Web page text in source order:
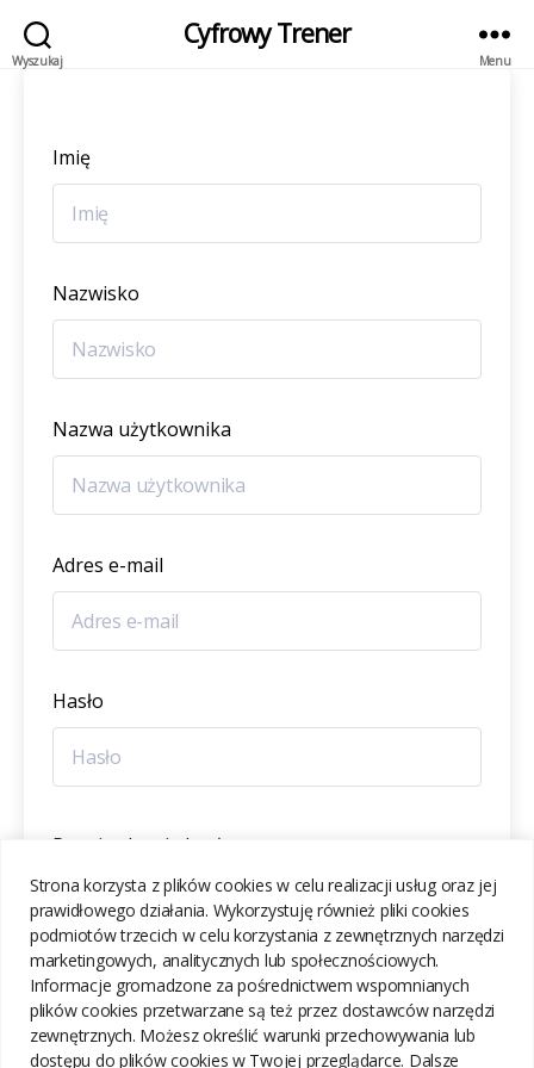
Strona korzysta z plików cookies w celu realizacji usług oraz jej
prawidłowego działania. Wykorzystuję również pliki cookies
podmiotów trzecich w celu korzystania z zewnętrznych narzędzi
marketingowych, analitycznych lub społecznościowych.
Informacje gromadzone za pośrednictwem wspomnianych
plików cookies przetwarzane są też przez dostawców narzędzi
zewnętrznych. Możesz określić warunki przechowywania lub
dostępu do plików cookies w Twojej przeglądarce. Dalsze
Wyszukaj
Cyfrowy Trener
Menu
Imię
Nazwisko
Nazwa użytkownika
Adres e-mail
Hasło
Potwierdzenie hasła
ZAREJESTRUJ SIĘ